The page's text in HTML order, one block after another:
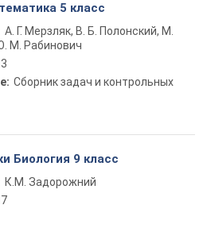
5 класс
А. Г. Мерзляк, В. Б. Полонский, М.
М. Рабинович
Сборник задач и контрольных
Биология 9 класс
К.М. Задорожний